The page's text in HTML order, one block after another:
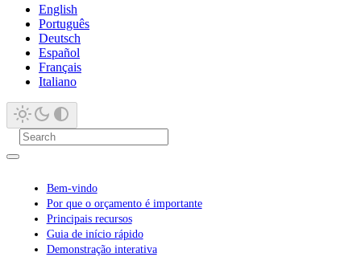
English
Português
Deutsch
Español
Français
Italiano
Bem-vindo
Por que o orçamento é importante
Principais recursos
Guia de início rápido
Demonstração interativa